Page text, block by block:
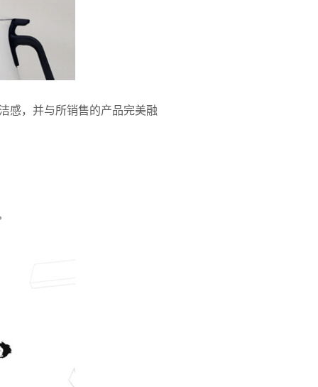
感，并与所销售的产品完美融